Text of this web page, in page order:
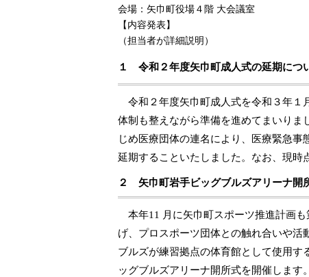
会場：矢巾町役場４階 大会議室
【内容発表】
（担当者が詳細説明）
１ 令和２年度矢巾町成人式の延期につ
令和２年度矢巾町成人式を令和３年１
体制も整えながら準備を進めてまいりま
じめ医療団体の連名により、医療緊急
延期することいたしました。なお、現時
２ 矢巾町岩手ビッグブルズアリーナ開
本年11
月に矢巾町スポーツ推進計画
げ、プロスポーツ団体との触れ合いや
ブルズが練習拠点の体育館として使用
ッグブルズアリーナ開所式を開催します